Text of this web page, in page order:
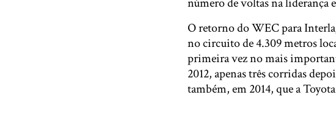
O retorno do WEC para
no circuito de 4.309 metros
primeira vez no mais
2012, apenas três corridas
também, em 2014, que a